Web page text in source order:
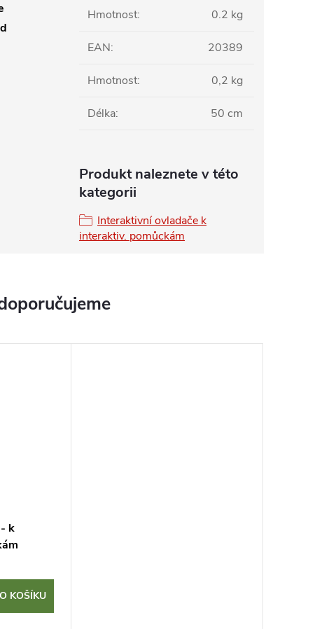
Hmotnost: 0.2 kg
EAN: 20389
Hmotnost: 0,2 kg
Délka: 50 cm
Produkt naleznete v této
kategorii
Interaktivní ovladače k
interaktiv. pomůckám
k
KOŠÍKU